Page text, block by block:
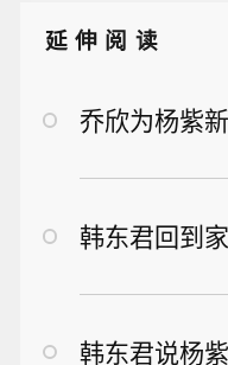
延伸阅读
乔欣为杨紫
韩东君回到
韩东君说杨